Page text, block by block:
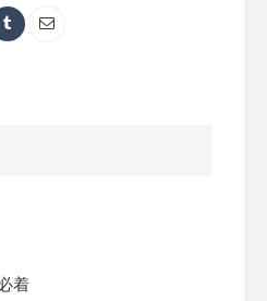
着